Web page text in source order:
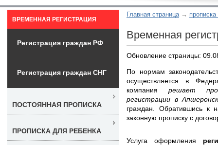
Главная страница
Временная
Обновление страницы:
По нормам
осуществляется в
компания решает
регистрации в
граждан. Обратившись к
законную прописку с
Услуга оформления
ВРЕМЕННАЯ РЕГИСТРАЦИЯ
Регистрация граждан РФ
Регистрация граждан СНГ
ПОСТОЯННАЯ ПРОПИСКА
ПРОПИСКА ДЛЯ РЕБЕНКА